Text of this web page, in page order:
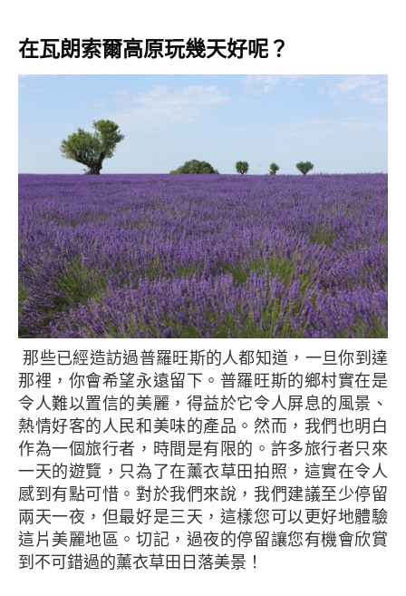
在瓦朗索爾高原玩幾天好呢？
那些已經造訪過普羅旺斯的人都知道，一旦你到達
那裡，你會希望永遠留下。普羅旺斯的鄉村實在是
令人難以置信的美麗，得益於它令人屏息的風景、
熱情好客的人民和美味的產品。然而，我們也明白
作為一個旅行者，時間是有限的。許多旅行者只來
一天的遊覽，只為了在薰衣草田拍照，這實在令人
感到有點可惜。對於我們來說，我們建議至少停留
兩天一夜，但最好是三天，這樣您可以更好地體驗
這片美麗地區。切記，過夜的停留讓您有機會欣賞
到不可錯過的薰衣草田日落美景！